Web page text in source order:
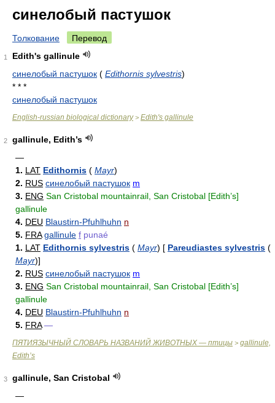
синелобый пастушок
Толкование Перевод
1
Edith's gallinule
синелобый пастушок ( Edithornis sylvestris)
* * *
синелобый пастушок
English-russian biological dictionary> Edith's gallinule
2
gallinule, Edith’s
—
1. LAT Edithornis ( Mayr)
2. RUS синелобый пастушок m
3. ENG San Cristobal mountainrail, San Cristobal [Edith’s]
gallinule
4. DEU Blaustirn-Pfuhlhuhn n
5. FRA gallinule f punaé
1. LAT Edithornis sylvestris ( Mayr) [ Pareudiastes sylvestris (
Mayr)]
2. RUS синелобый пастушок m
3. ENG San Cristobal mountainrail, San Cristobal [Edith’s]
gallinule
4. DEU Blaustirn-Pfuhlhuhn n
5. FRA —
ПЯТИЯЗЫЧНЫЙ СЛОВАРЬ НАЗВАНИЙ ЖИВОТНЫХ — птицы > gallinule,
Edith’s
3
gallinule, San Cristobal
—